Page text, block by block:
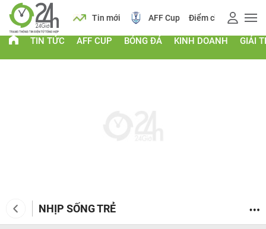
Lịch Tin mới AFF Cup Điểm chuẩn 2026
TIN TỨC AFF CUP BÓNG ĐÁ KINH DOANH GIẢI
NHỊP SỐNG TRẺ